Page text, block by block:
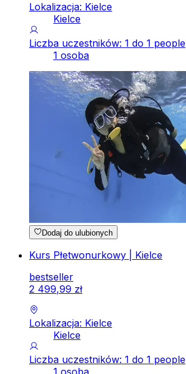
Lokalizacja: Kielce
Kielce
Liczba uczestników: 1 do 1 people
1 osoba
Dodaj do ulubionych
Kurs Płetwonurkowy | Kielce
bestseller
2 499,99 zł
Lokalizacja: Kielce
Kielce
Liczba uczestników: 1 do 1 people
1 osoba